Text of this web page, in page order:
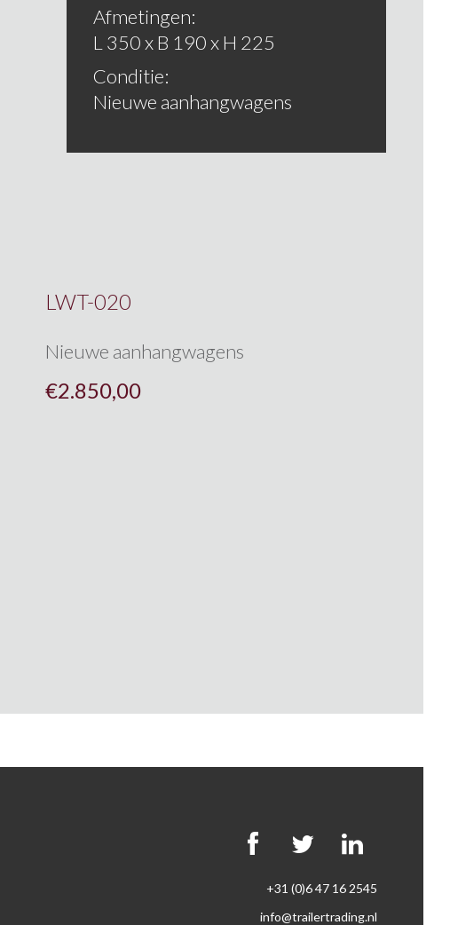
Afmetingen:
L 350 x B 190 x H 225
Conditie:
Nieuwe aanhangwagens
LWT-020
Nieuwe aanhangwagens
€2.850,00
+31 (0)6 47 16 2545
info@trailertrading.nl